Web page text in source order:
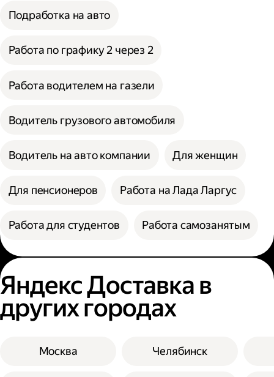
Подработка на авто
Работа по графику 2 через 2
Работа водителем на газели
Водитель грузового автомобиля
Водитель на авто компании Для женщин
Для пенсионеров Работа на Лада Ларгус
Работа для студентов Работа самозанятым
Яндекс Доставка в
других городах
Москва Челябинск